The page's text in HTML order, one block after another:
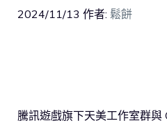
2024/11/13 作者: 鬆餅
騰訊遊戲旗下天美工作室群